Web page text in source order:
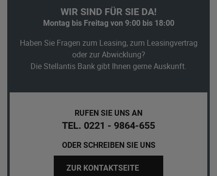
WIR SIND FÜR SIE DA!
Montag bis Freitag von 9:00 bis 18:00
Haben Sie Fragen zum Leasing, zum Leasingvertrag
oder zur Abwicklung?
Die Stellantis Bank gibt Ihnen gerne Auskunft.
RUFEN SIE UNS AN
TEL. 0221 - 9864-655
ODER SCHREIBEN SIE UNS
ZUR KONTAKTSEITE